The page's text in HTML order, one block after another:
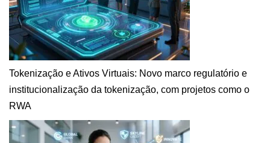
Tokenização e Ativos Virtuais: Novo marco regulatório e
institucionalização da tokenização, com projetos como o
RWA